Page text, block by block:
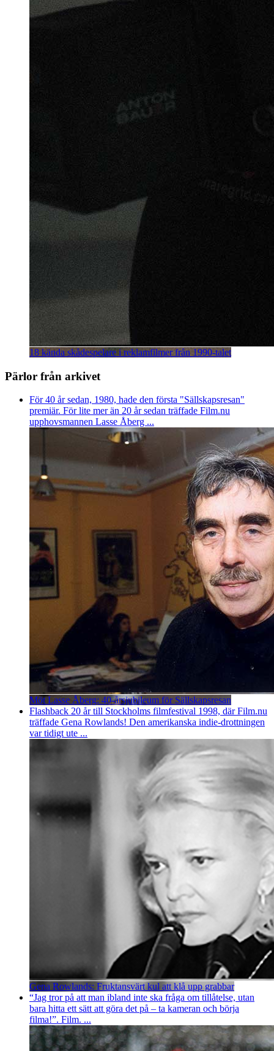
18 kända skådespelare i reklamfilmer från 1990-talet
Pärlor från arkivet
För 40 år sedan, 1980, hade den första "Sällskapsresan"
premiär. För lite mer än 20 år sedan träffade Film.nu
upphovsmannen Lasse Åberg ...
Möt Lasse Åberg: 40-årsjubileum för Sällskapsresan
Flashback 20 år till Stockholms filmfestival 1998, där Film.nu
träffade Gena Rowlands! Den amerikanska indie-drottningen
var tidigt ute ...
Gena Rowlands: Fruktansvärt kul att klå upp grabbar
“Jag tror på att man ibland inte ska fråga om tillåtelse, utan
bara hitta ett sätt att göra det på – ta kameran och börja
filma!”. Film. ...